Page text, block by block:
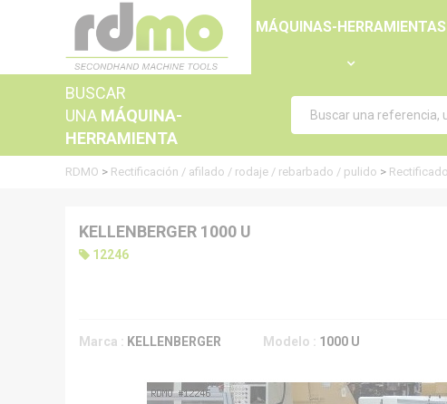
MÁQUINAS-HERRAMIENTAS
BUSCAR
UNA MÁQUINA-
HERRAMIENTA
RDMO > Rectificación / afilado / rodaje / rebarbado / pulido >
KELLENBERGER 1000 U
12246
Marca : KELLENBERGER Modelo : 1000 U